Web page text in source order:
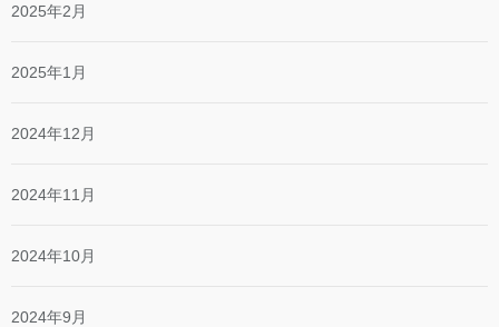
2025年2月
2025年1月
2024年12月
2024年11月
2024年10月
2024年9月